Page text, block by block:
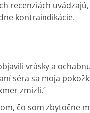
recenziách
kontraindikácie.
vrásky a
séra sa moja
zmizli.“
čo som zbytočne